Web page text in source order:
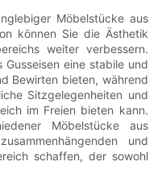
Möbelstücke aus
können Sie die Ästhetik
weiter verbessern.
Gusseisen eine stabile und
Bewirten bieten, während
Sitzgelegenheiten und
im Freien bieten kann.
Möbelstücke aus
und
schaffen, der sowohl